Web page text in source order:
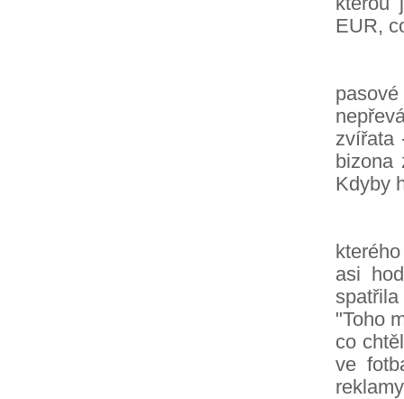
EUR,
zvířata
bizona
Kdyby
asi
"Toho
co
ve